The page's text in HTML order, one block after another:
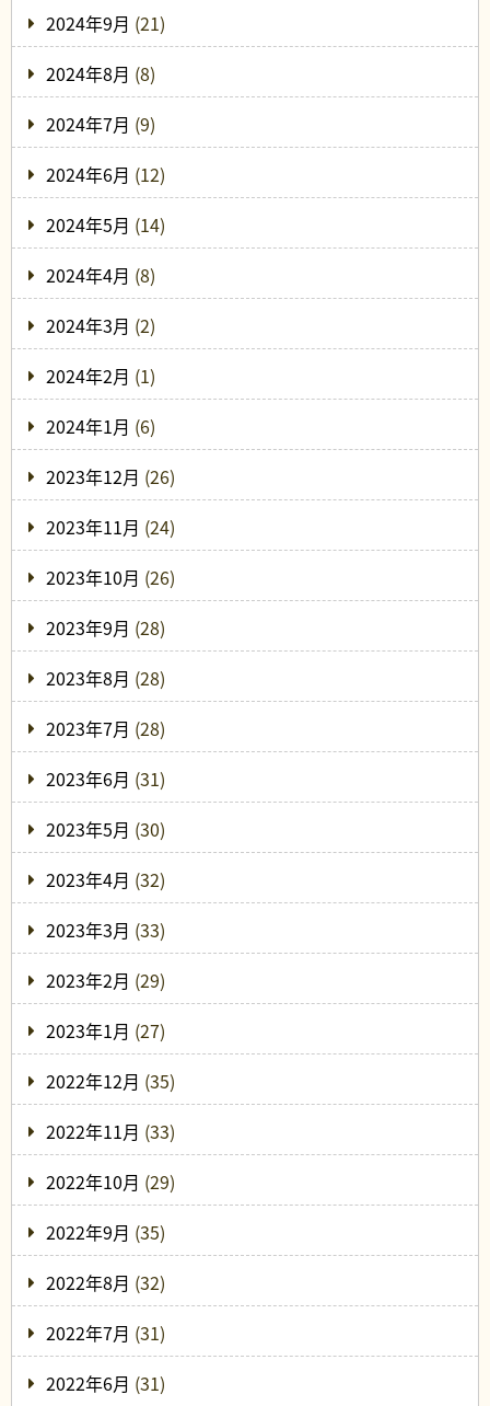
2024年9月 (21)
2024年8月 (8)
2024年7月 (9)
2024年6月 (12)
2024年5月 (14)
2024年4月 (8)
2024年3月 (2)
2024年2月 (1)
2024年1月 (6)
2023年12月 (26)
2023年11月 (24)
2023年10月 (26)
2023年9月 (28)
2023年8月 (28)
2023年7月 (28)
2023年6月 (31)
2023年5月 (30)
2023年4月 (32)
2023年3月 (33)
2023年2月 (29)
2023年1月 (27)
2022年12月 (35)
2022年11月 (33)
2022年10月 (29)
2022年9月 (35)
2022年8月 (32)
2022年7月 (31)
2022年6月 (31)